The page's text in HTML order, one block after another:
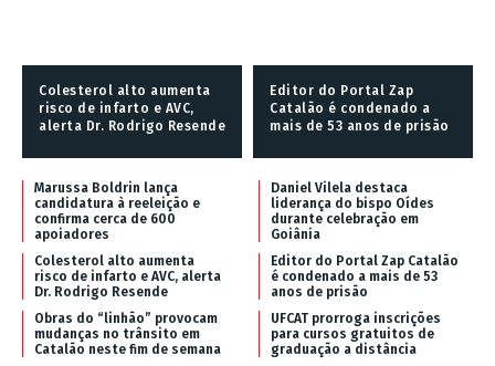
Colesterol alto aumenta
risco de infarto e AVC,
alerta Dr. Rodrigo Resende
Editor do Portal Zap
Catalão é condenado a
mais de 53 anos de prisão
Marussa Boldrin lança
candidatura à reeleição e
confirma cerca de 600
apoiadores
Daniel Vilela destaca
liderança do bispo Oídes
durante celebração em
Goiânia
Colesterol alto aumenta
risco de infarto e AVC, alerta
Dr. Rodrigo Resende
Editor do Portal Zap Catalão
é condenado a mais de 53
anos de prisão
Obras do “linhão” provocam
mudanças no trânsito em
Catalão neste fim de semana
UFCAT prorroga inscrições
para cursos gratuitos de
graduação a distância